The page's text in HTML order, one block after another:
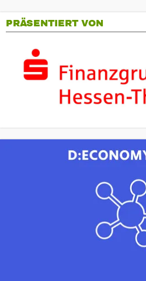
PRÄSENTIERT VON